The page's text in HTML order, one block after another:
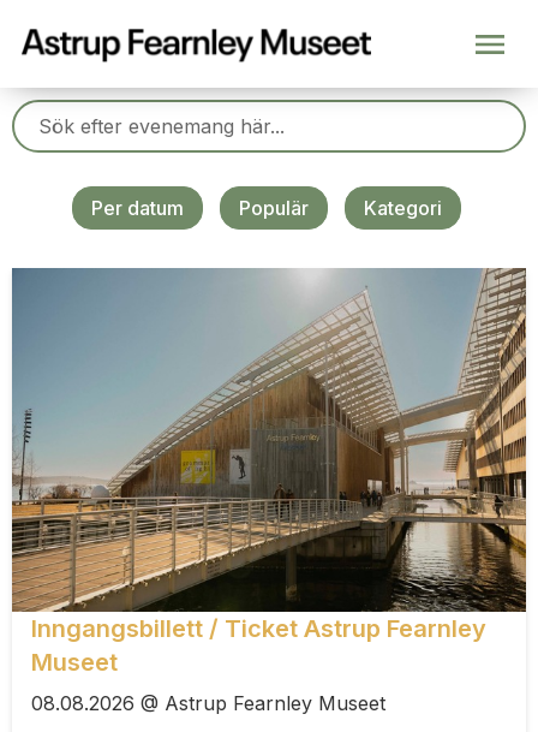
Per datum Populär Kategori
Inngangsbillett / Ticket Astrup Fearnley
Museet
08.08.2026 @ Astrup Fearnley Museet